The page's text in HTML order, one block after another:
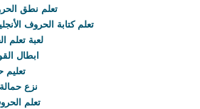
تعلم نطق
تعلم كتابة الحروف
لعبة تعلم
ابطال
تعليم
نزع
تعلم